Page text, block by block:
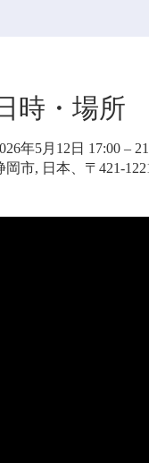
時・場所
年5月12日 17:00 –
岡市, 日本、〒421-